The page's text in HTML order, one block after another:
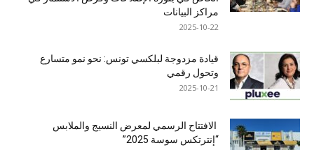
مراكز البيانات
2025-10-22
قيادة مزدوجة لبلكسي تونس: نحو نمو متسارع
وتحول رقمي
2025-10-21
الافتتاح الرسمي لمعرض النسيج والملابس
“إنترتكس سوسة 2025”